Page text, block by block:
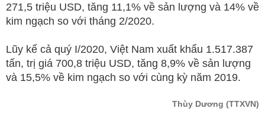
271,5 triệu USD, tăng 11,1% về sản lượng và 14% về
kim ngạch so với tháng 2/2020.
Lũy kế cả quý I/2020, Việt Nam xuất khẩu 1.517.387
tấn, trị giá 700,8 triệu USD, tăng 8,9% về sản lượng
và 15,5% về kim ngạch so với cùng kỳ năm 2019.
Thùy Dương (TTXVN)